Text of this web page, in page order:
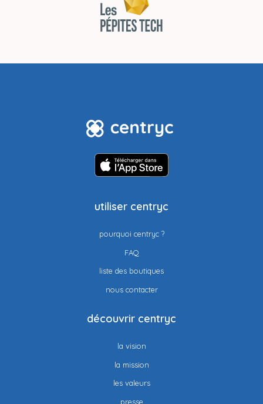
utiliser centryc
pourquoi centryc ?
FAQ
liste des boutiques
nous contacter
découvrir centryc
la vision
la mission
les valeurs
presse